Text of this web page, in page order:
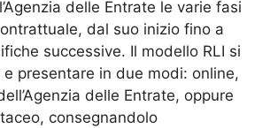
delle Entrate le varie fasi
dal suo inizio fino a
successive. Il modello RLI si
e presentare in due modi: online,
delle Entrate, oppure
consegnandolo